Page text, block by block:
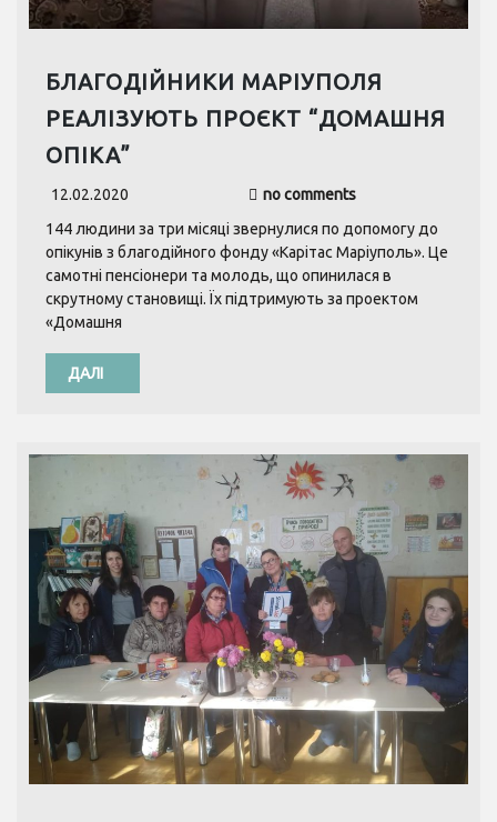
БЛАГОДІЙНИКИ МАРІУПОЛЯ
РЕАЛІЗУЮТЬ ПРОЄКТ “ДОМАШНЯ
ОПІКА”
12.02.2020
no comments
144 людини за три місяці звернулися по допомогу до
опікунів з благодійного фонду «Карітас Маріуполь». Це
самотні пенсіонери та молодь, що опинилася в
скрутному становищі. Їх підтримують за проектом
«Домашня
ДАЛІ